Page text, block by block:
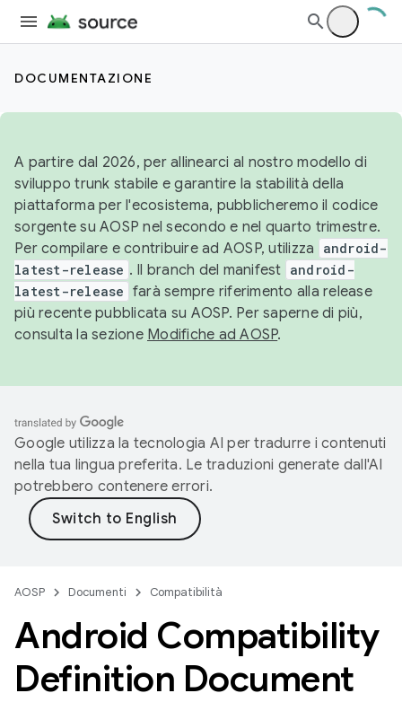
DOCUMENTAZIONE
A partire dal 2026, per allinearci al nostro modello di
sviluppo trunk stabile e garantire la stabilità della
piattaforma per l'ecosistema, pubblicheremo il codice
sorgente su AOSP nel secondo e nel quarto trimestre.
Per compilare e contribuire ad AOSP, utilizza
android-
latest-release . Il branch del manifest android-
latest-release farà sempre riferimento alla release
più recente pubblicata su AOSP. Per saperne di più,
consulta la sezione Modifiche ad AOSP.
Google utilizza la tecnologia AI per tradurre i contenuti
nella tua lingua preferita. Le traduzioni generate dall'AI
potrebbero contenere errori.
AOSP Documenti Compatibilità
Android Compatibility
Definition Document